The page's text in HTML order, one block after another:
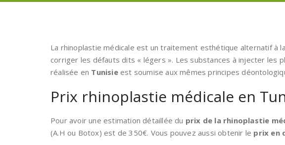
La rhinoplastie médicale est un traitement esthétique alternatif à
corriger les défauts dits « légers ». Les substances à injecter les
réalisée en Tunisieest soumise aux mêmes principes
Prix rhinoplastie médicale en
Pour avoir une estimation détaillée du prix de la rhinoplastie
(A.H ou Botox) est de 350€. Vous pouvez aussi obtenir le prix en